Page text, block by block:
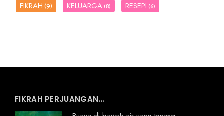
FIKRAH(9) KELUARGA (8) RESEPI (6)
FIKRAH PERJUANGAN...